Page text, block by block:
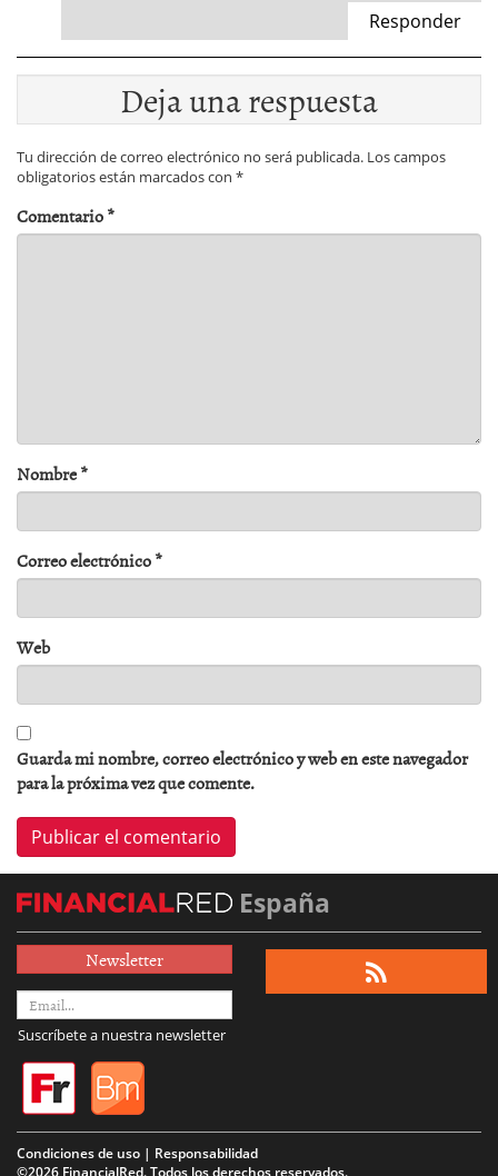
Responder
Deja una respuesta
Tu dirección de correo electrónico no será publicada. Los campos
obligatorios están marcados con *
Comentario*
Nombre*
Correo electrónico*
Web
Guarda mi nombre, correo electrónico y web en este navegador
para la próxima vez que comente.
España
Newsletter
Suscríbete a nuestra newsletter
Condiciones de uso | Responsabilidad
©2026 FinancialRed. Todos los derechos reservados.